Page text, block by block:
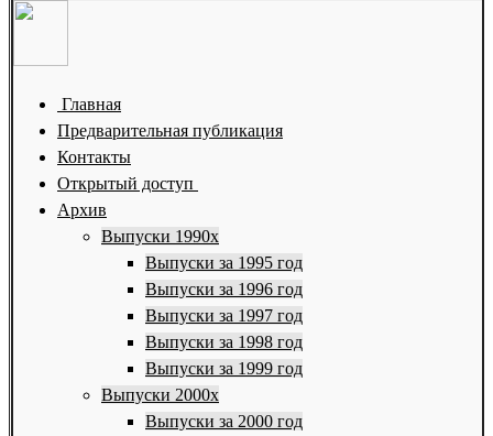
Главная
Предварительная публикация
Контакты
Открытый доступ
Архив
Выпуски 1990х
Выпуски за 1995 год
Выпуски за 1996 год
Выпуски за 1997 год
Выпуски за 1998 год
Выпуски за 1999 год
Выпуски 2000х
Выпуски за 2000 год